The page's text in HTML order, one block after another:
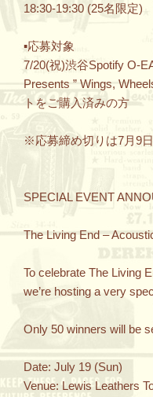
18:30-19:30 (25名限定)
▪︎応募対象
7/20(祝)渋谷Spotify O-
Presents ” Wings,
トをご購入済みの方
※応募締め切りは7月9日
SPECIAL EVENT
The Living End –
To celebrate The Living
we’re hosting a very
Only 50 winners will be
Date: July 19 (Sun)
Venue: Lewis Leathers